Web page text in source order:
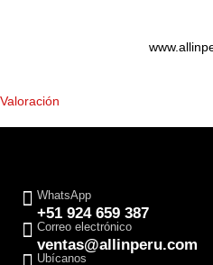
Valoración
WhatsApp
+51 924 659 387
Correo electrónico
ventas@allinperu.com
Ubícanos